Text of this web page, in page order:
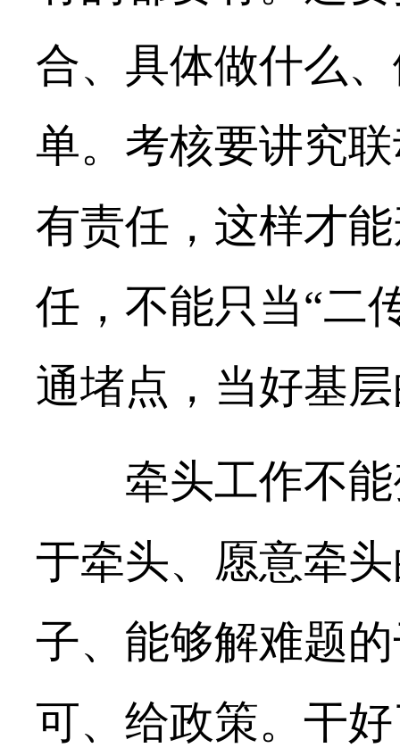
合、具体做什么
单。考核要讲究
有责任，这样才
任，不能只当“二
通堵点，当好基
牵头工作不能
于牵头、愿意牵
子、能够解难题
可、给政策。干